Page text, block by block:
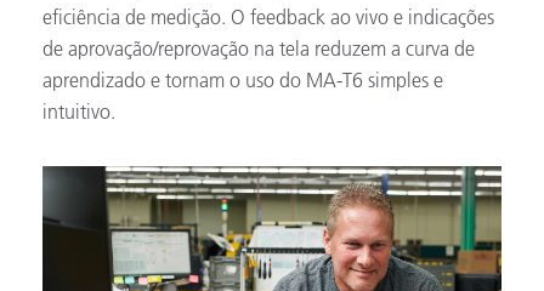
eficiência de medição. O feedback ao vivo e indicações
de aprovação/reprovação na tela reduzem a curva de
aprendizado e tornam o uso do MA-T6 simples e
intuitivo.